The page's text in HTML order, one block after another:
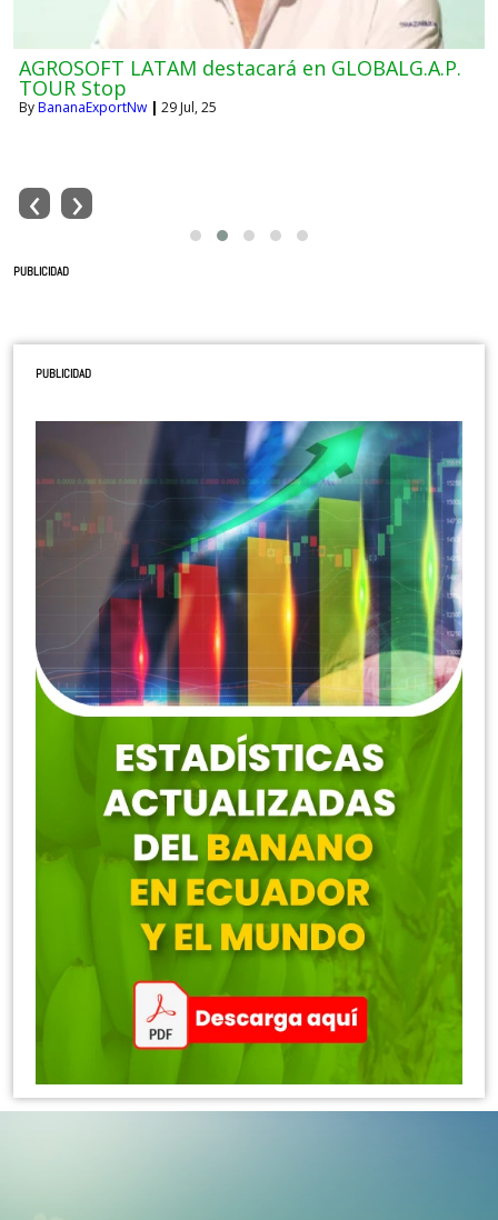
AGROSOFT LATAM destacará en GLOBALG.A.P.
TOUR Stop
ByBananaExportNw 29Jul, 25
‹ ›
PUBLICIDAD
PUBLICIDAD